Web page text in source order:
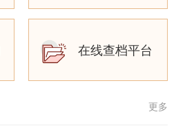
在线查档平台
更多